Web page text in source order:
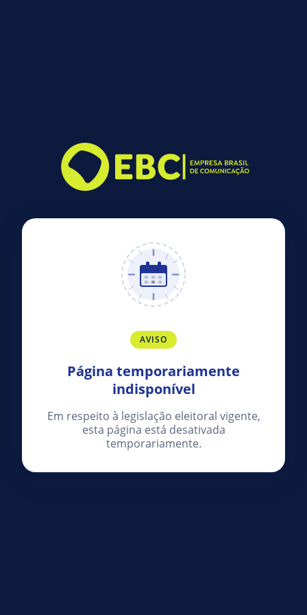
AVISO
Página temporariamente
indisponível
Em respeito à legislação eleitoral vigente,
esta página está desativada
temporariamente.